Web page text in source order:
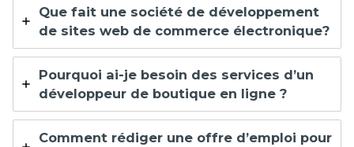
Que fait une société de développement
de sites web de commerce électronique?
Pourquoi ai-je besoin des services d’un
développeur de boutique en ligne ?
Comment rédiger une offre d’emploi pour